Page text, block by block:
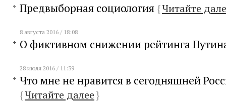
Предвыборная социология {Читайте
8 августа 2016 / 18:08
О фиктивном снижении рейтинга
28 июля 2016 / 11:39
Что мне не нравится в сегодняшней
{Читайте далее}